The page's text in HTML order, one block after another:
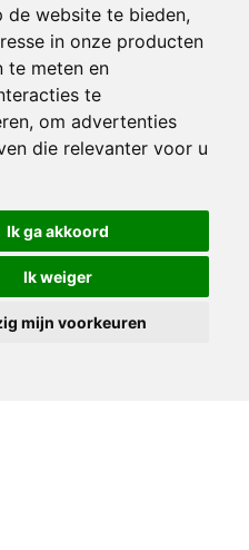
de website te bieden,
in onze producten
te meten en
te
, om advertenties
die relevanter voor u
Ik ga akkoord
Ik weiger
mijn voorkeuren